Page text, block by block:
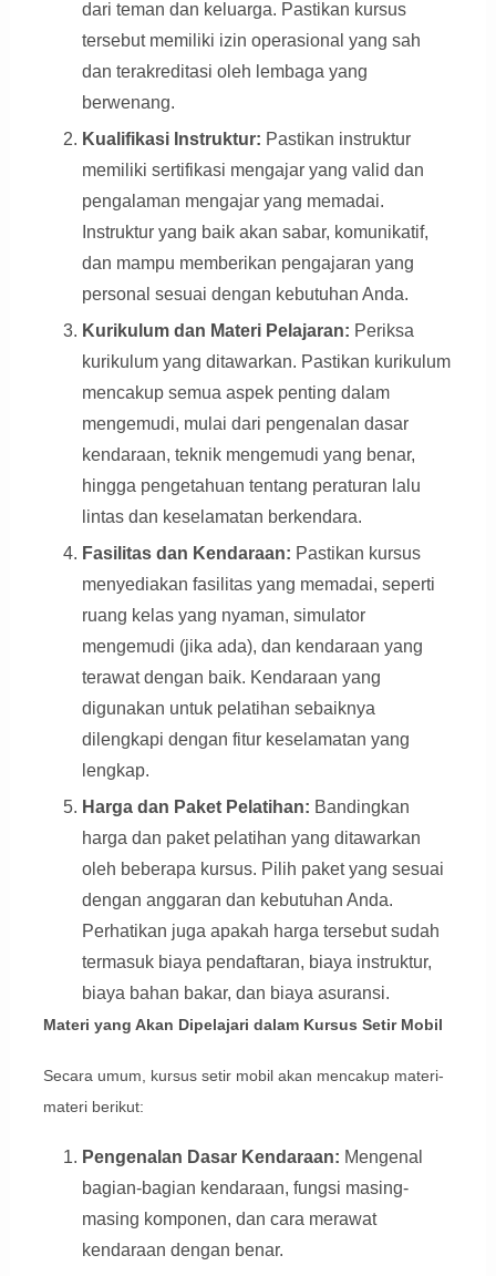
dari teman dan keluarga. Pastikan kursus
tersebut memiliki izin operasional yang sah
dan terakreditasi oleh lembaga yang
berwenang.
Kualifikasi Instruktur: Pastikan instruktur
memiliki sertifikasi mengajar yang valid dan
pengalaman mengajar yang memadai.
Instruktur yang baik akan sabar, komunikatif,
dan mampu memberikan pengajaran yang
personal sesuai dengan kebutuhan Anda.
Kurikulum dan Materi Pelajaran: Periksa
kurikulum yang ditawarkan. Pastikan kurikulum
mencakup semua aspek penting dalam
mengemudi, mulai dari pengenalan dasar
kendaraan, teknik mengemudi yang benar,
hingga pengetahuan tentang peraturan lalu
lintas dan keselamatan berkendara.
Fasilitas dan Kendaraan: Pastikan kursus
menyediakan fasilitas yang memadai, seperti
ruang kelas yang nyaman, simulator
mengemudi (jika ada), dan kendaraan yang
terawat dengan baik. Kendaraan yang
digunakan untuk pelatihan sebaiknya
dilengkapi dengan fitur keselamatan yang
lengkap.
Harga dan Paket Pelatihan: Bandingkan
harga dan paket pelatihan yang ditawarkan
oleh beberapa kursus. Pilih paket yang sesuai
dengan anggaran dan kebutuhan Anda.
Perhatikan juga apakah harga tersebut sudah
termasuk biaya pendaftaran, biaya instruktur,
biaya bahan bakar, dan biaya asuransi.
Materi yang Akan Dipelajari dalam Kursus Setir Mobil
Secara umum, kursus setir mobil akan mencakup materi-
materi berikut:
Pengenalan Dasar Kendaraan: Mengenal
bagian-bagian kendaraan, fungsi masing-
masing komponen, dan cara merawat
kendaraan dengan benar.